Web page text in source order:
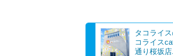
タコライ
コライス
通り桜坂店